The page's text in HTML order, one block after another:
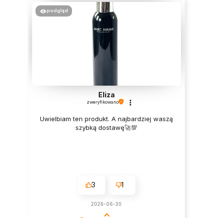
podgląd
Eliza
zweryfikowano
Uwielbiam ten produkt. A najbardziej waszą
szybką dostawę🚀💯
3 1
2026-06-30